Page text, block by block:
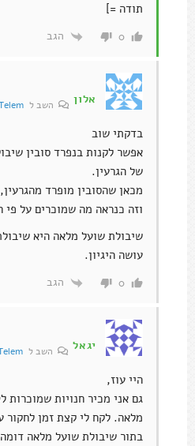
תודה =]
0 הגב
אלון השב ל
בדקתי שוב
אפשר לקנות בנפרד סובין
של הגרעין.
מכאן שהסובין מופרד
וזה כנראה מה שמוכרים על פי
שיבולת שועל מלאה היא
עושה היגיון.
0 הגב
יגאל השב ל
היי עוז,
גם אני מכיר חנויות שמוכרות
מלאה. לקח לי קצת זמן לחקור
בתור שיבולת שועל מלאה